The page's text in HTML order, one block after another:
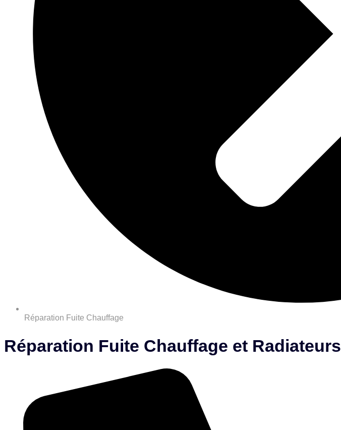
Réparation Fuite Chauffage
Réparation Fuite Chauffage et Radiateurs